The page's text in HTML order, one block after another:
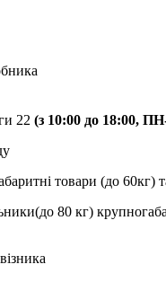
22 (з 10:00 до 18:00,
товари (до 60кг)
80 кг)